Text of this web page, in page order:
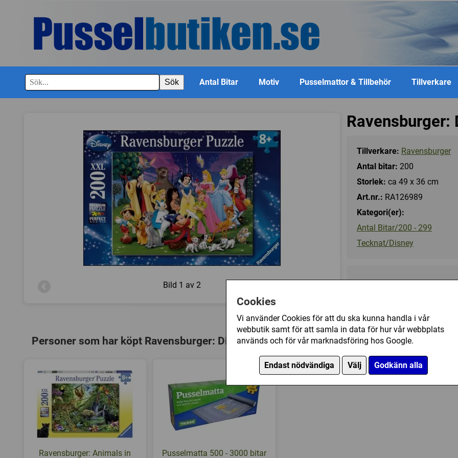
Cookies
Vi använder Cookies för att du ska kunna handla i vår
webbutik samt för att samla in data för hur vår webbplats
används och för vår marknadsföring hos Google.
Endast nödvändiga Välj Godkänn alla
Sök Antal Bitar Motiv Pusselmattor & Tillbehör Tillverkare
Bild 1 av 2
Ravensburger:
Tillverkare: Ravensburger
Antal bitar: 200
Storlek: ca 49 x 36 cm
Art.nr.: RA126989
Kategori(er):
Antal Bitar/200 - 299
Tecknat/Disney
119 kr
Ej tillgänglig
Personer som har köpt Ravensburger: Disney Favorites (200) har också köpt
Ravensburger: Animals in Pusselmatta 500 - 3000 bitar